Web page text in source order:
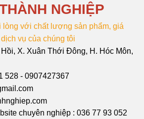
NGHIỆP
lòng với chất lượng sản phẩm, giá
vụ của chúng tôi
X. Xuân Thới Đông, H. Hóc Môn,
528 - 0907427367
chuyên nghiệp : 036 77 93 052